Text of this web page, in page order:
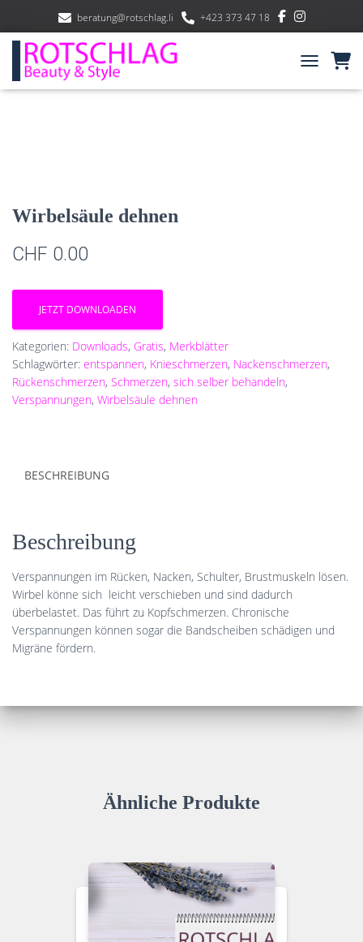
beratung@rotschlag.li +423 373 47 18
Wirbelsäule dehnen
CHF 0.00
JETZT DOWNLOADEN
Kategorien: Downloads, Gratis, Merkblätter
Schlagwörter: entspannen, Knieschmerzen, Nackenschmerzen,
Rückenschmerzen, Schmerzen, sich selber behandeln,
Verspannungen, Wirbelsäule dehnen
BESCHREIBUNG
Beschreibung
Verspannungen im Rücken, Nacken, Schulter, Brustmuskeln lösen.
Wirbel könne sich leicht verschieben und sind dadurch
überbelastet. Das führt zu Kopfschmerzen. Chronische
Verspannungen können sogar die Bandscheiben schädigen und
Migräne fördern.
Ähnliche Produkte